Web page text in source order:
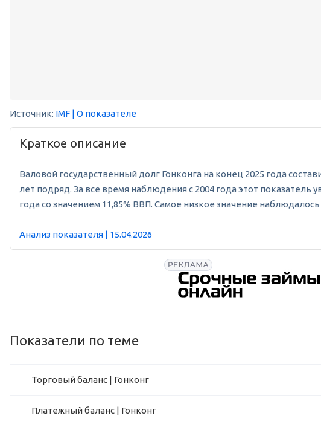
Источник: IMF | О показателе
Краткое описание
Валовой государственный долг Гонконга на конец 2025 года
лет подряд. За все время наблюдения с 2004 года этот показатель
года со значением 11,85% ВВП. Самое низкое значение
Анализ показателя | 15.04.2026
Показатели по теме
Торговый баланс | Гонконг
Платежный баланс | Гонконг